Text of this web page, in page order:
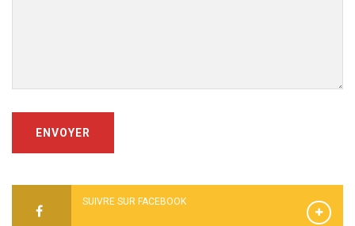
ENVOYER
SUIVRE SUR FACEBOOK